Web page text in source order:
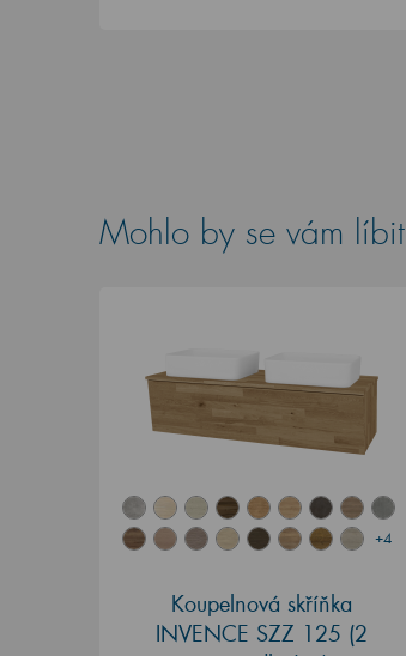
Mohlo by se vám líbit
+4
Koupelnová skříňka
INVENCE SZZ 125 (2